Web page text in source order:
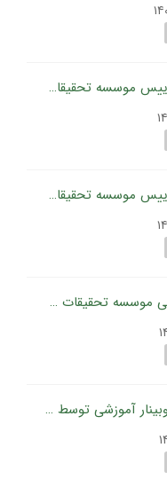
در سفر رییس موسسه تحقیقات گیاه‌پزشکی کشور به استان زنجان؛
در سفر رییس موسسه تحقیقات گیاه‌پزشکی کشور به استان قزوین؛
به میزبانی موسسه تحقیقات گیاه‌پزشکی کشور و باحضور معاون باغبانی وزارت جهادکشاورزی برگزار شد:
برگزاری وبینار آموزشی توسط عضو هیات‌علمی موسسه تحقیقات گیاه‌پزشکی کشور؛